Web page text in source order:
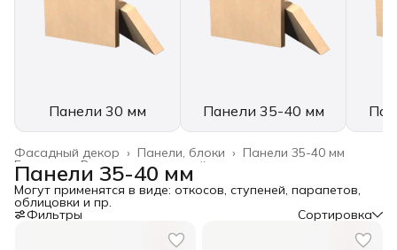
Панели 30 мм Панели 35-40 мм
Панели 35-40 мм
Панели, блоки ›
Фасадный декор ›
Весь архитектурный декор
Главная
Панели 35-40 мм
Могут применятся в виде: откосов, ступеней, парапетов,
облицовки и пр.
Фильтры Сортировка